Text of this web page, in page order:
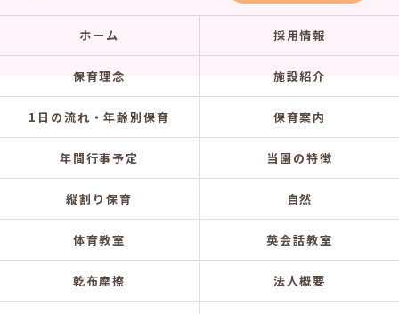
ホーム 採用情報
保育理念 施設紹介
1日の流れ・年齢別保育 保育案内
年間行事予定 当園の特徴
縦割り保育 自然
体育教室 英会話教室
乾布摩擦 法人概要